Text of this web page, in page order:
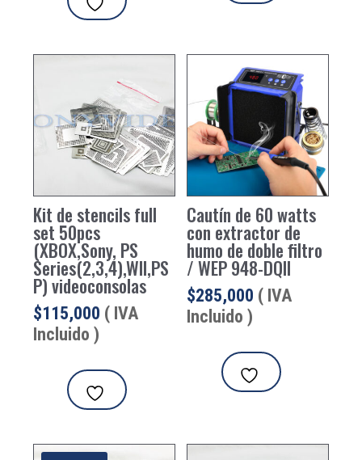
Kit de stencils full
set 50pcs
(XBOX,Sony, PS
Series(2,3,4),WII,PS
P) videoconsolas
$115,000 ( IVA
Incluido )
Cautín de 60 watts
con extractor de
humo de doble filtro
/ WEP 948-DQII
$285,000 ( IVA
Incluido )